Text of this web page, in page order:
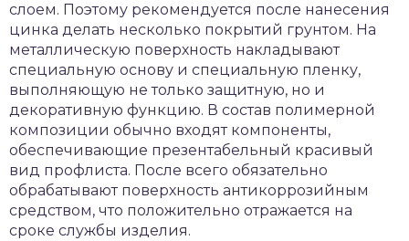
слоем. Поэтому рекомендуется после нанесения
цинка делать несколько покрытий грунтом. На
металлическую поверхность накладывают
специальную основу и специальную пленку,
выполняющую не только защитную, но и
декоративную функцию. В состав полимерной
композиции обычно входят компоненты,
обеспечивающие презентабельный красивый
вид профлиста. После всего обязательно
обрабатывают поверхность антикоррозийным
средством, что положительно отражается на
сроке службы изделия.